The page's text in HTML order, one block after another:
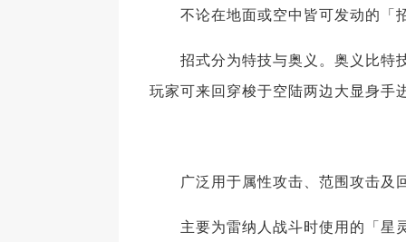
不论在地面或空中皆可发动的「
招式分为特技与奥义。奥义比特
玩家可来回穿梭于空陆两边大显身手
广泛用于属性攻击、范围攻击及
主要为雷纳人战斗时使用的「星